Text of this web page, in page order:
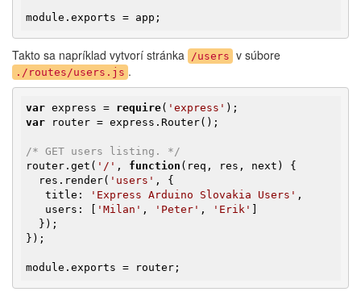
module.exports = app;
Takto sa napríklad vytvorí stránka /users v súbore
./routes/users.js .
var express = require( 'express'
var router = express.Router();
/* GET users listing. */
router.get( '/' , function (req, res, next)
{
  res.render(
'users' , {
   title:
'Express Arduino Slovakia Users' ,
   users: [
'Milan' , 'Peter' , 'Erik'
});
module.exports = router;